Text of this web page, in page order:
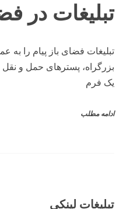
تبلیغات در
تبلیغات فضای باز پیام را به
بزرگراه، پسترهای حمل و نقل
یک فرم
ادامه مطلب
تبلیغات لینکی